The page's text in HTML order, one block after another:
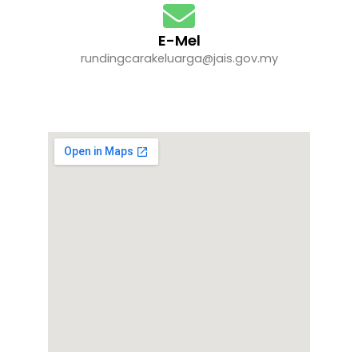
E-Mel
rundingcarakeluarga@jais.gov.my